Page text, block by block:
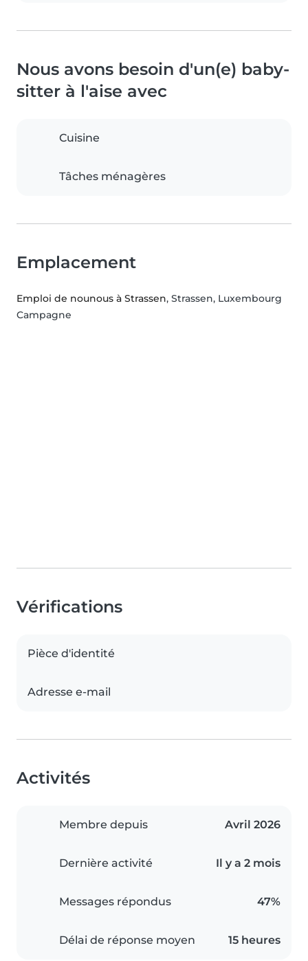
Nous avons besoin d'un(e) baby-
sitter à l'aise avec
Cuisine
Tâches ménagères
Emplacement
Emploi de nounous à Strassen, Strassen, Luxembourg
Campagne
Vérifications
Pièce d'identité
Adresse e-mail
Activités
Membre depuis Avril 2026
Dernière activité Il y a 2 mois
Messages répondus 47%
Délai de réponse moyen 15 heures